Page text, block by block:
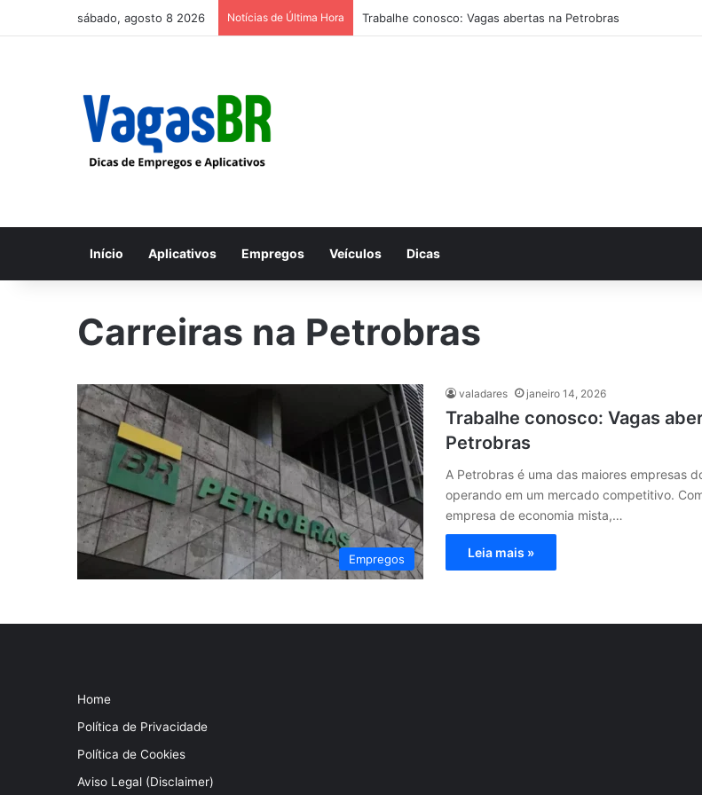
sábado, agosto 8 2026 Notícias de Última Hora Trabalhe conosco: Vagas abertas na Petrobras
Início Aplicativos Empregos Veículos Dicas
Carreiras na Petrobras
Empregos
valadares janeiro 14, 2026
Trabalhe conosco: Vagas
Petrobras
A Petrobras é uma das maiores empresas
operando em um mercado competitivo.
empresa de economia mista,…
Leia mais »
Home
Política de Privacidade
Política de Cookies
Aviso Legal (Disclaimer)